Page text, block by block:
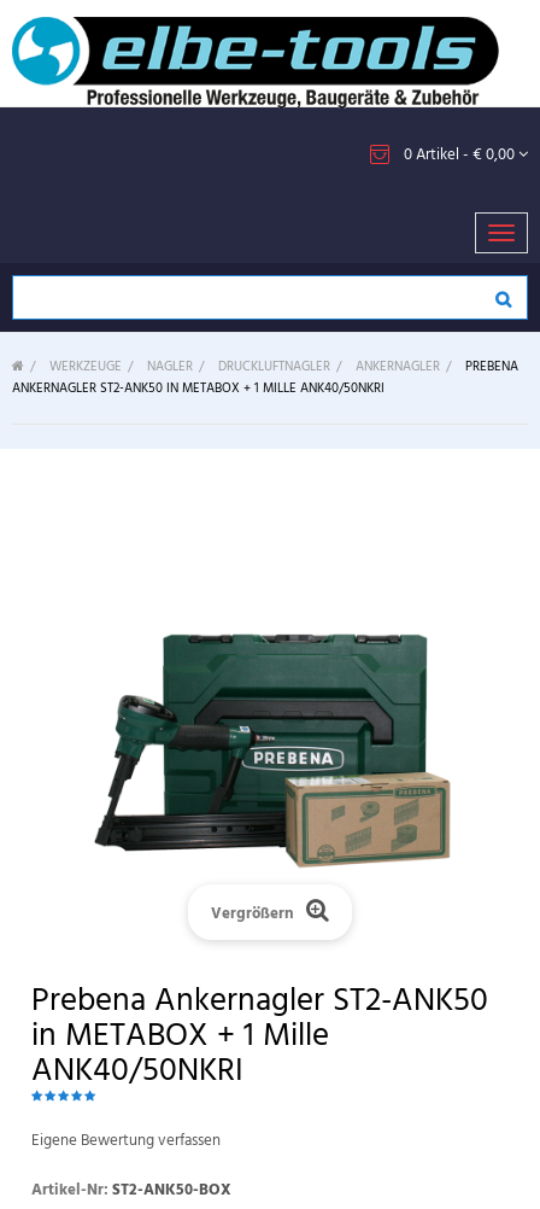
0Artikel- € 0,00
WERKZEUGE NAGLER DRUCKLUFTNAGLER ANKERNAGLER
PREBENA
ANKERNAGLER ST2-ANK50 IN METABOX + 1 MILLE ANK40/50NKRI
Vergrößern
Prebena Ankernagler ST2-ANK50
in METABOX + 1 Mille
ANK40/50NKRI
Eigene Bewertung verfassen
Artikel-Nr:ST2-ANK50-BOX